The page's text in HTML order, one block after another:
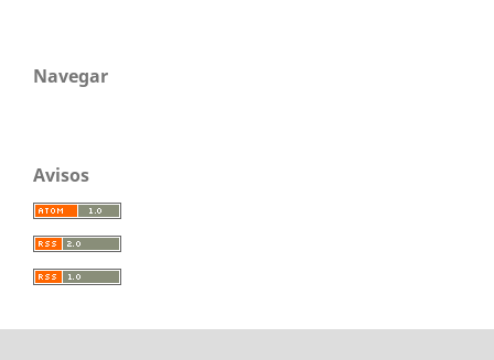
Navegar
Avisos